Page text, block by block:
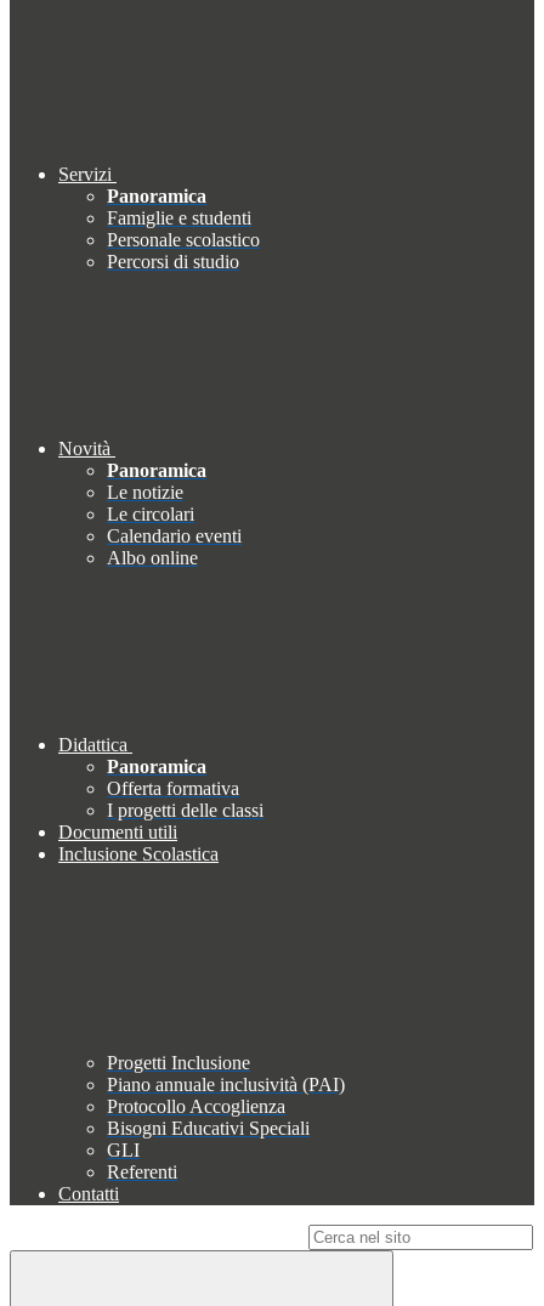
Servizi
Panoramica
Famiglie e studenti
Personale scolastico
Percorsi di studio
Novità
Panoramica
Le notizie
Le circolari
Calendario eventi
Albo online
Didattica
Panoramica
Offerta formativa
I progetti delle classi
Documenti utili
Inclusione Scolastica
Progetti Inclusione
Piano annuale inclusività (PAI)
Protocollo Accoglienza
Bisogni Educativi Speciali
GLI
Referenti
Contatti